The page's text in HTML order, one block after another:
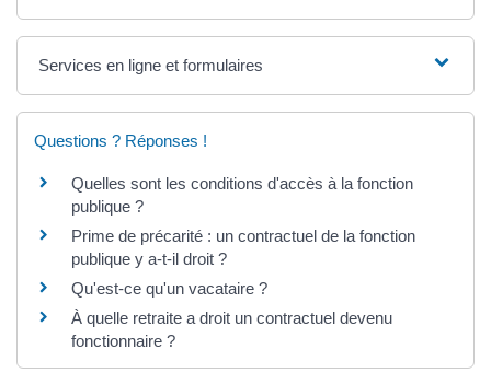
Services en ligne et formulaires
Questions ? Réponses !
Quelles sont les conditions d'accès à la fonction
publique ?
Prime de précarité : un contractuel de la fonction
publique y a-t-il droit ?
Qu'est-ce qu'un vacataire ?
À quelle retraite a droit un contractuel devenu
fonctionnaire ?